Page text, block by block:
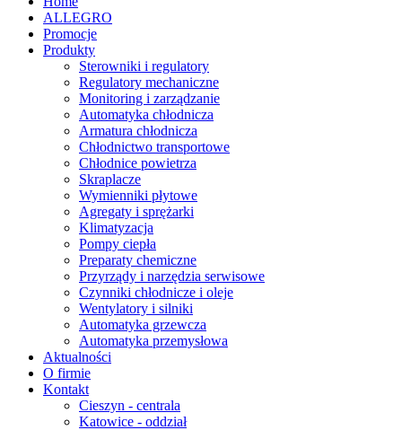
ALLEGRO
Promocje
Produkty
Sterowniki i regulatory
Regulatory mechaniczne
Monitoring i zarządzanie
Automatyka chłodnicza
Armatura chłodnicza
Chłodnictwo transportowe
Chłodnice powietrza
Skraplacze
Wymienniki płytowe
Agregaty i sprężarki
Klimatyzacja
Pompy ciepła
Preparaty chemiczne
Przyrządy i narzędzia serwisowe
Czynniki chłodnicze i oleje
Wentylatory i silniki
Automatyka grzewcza
Automatyka przemysłowa
Aktualności
O firmie
Kontakt
Cieszyn - centrala
Katowice - oddział